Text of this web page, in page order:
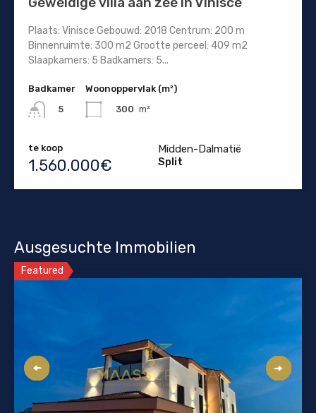
Plaats: Vinisce Gebouwd: 2018 Centrum: 200 m
Binnenruimte: 300 m2 Grootte perceel: 409 m2
Slaapkamers: 5 Badkamers: 5...
Badkamer
5
Woonoppervlak (m²)
300 m²
te koop
1.560.000€
Midden-Dalmatië
Split
Ausgesuchte Immobilien
Featured